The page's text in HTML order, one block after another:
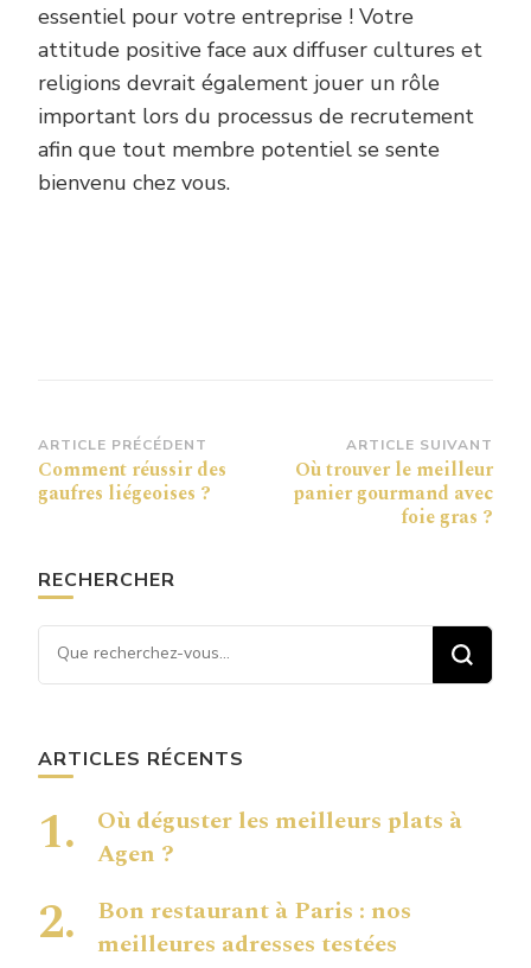
essentiel pour votre entreprise ! Votre
attitude positive face aux diffuser cultures et
religions devrait également jouer un rôle
important lors du processus de recrutement
afin que tout membre potentiel se sente
bienvenu chez vous.
Navigation
d’article
ARTICLE PRÉCÉDENT
Comment réussir des
gaufres liégeoises ?
ARTICLE SUIVANT
Où trouver le meilleur
panier gourmand avec
foie gras ?
RECHERCHER
Vous recherchiez quelque
chose ?
ARTICLES RÉCENTS
Où déguster les meilleurs plats à
Agen ?
Bon restaurant à Paris : nos
meilleures adresses testées